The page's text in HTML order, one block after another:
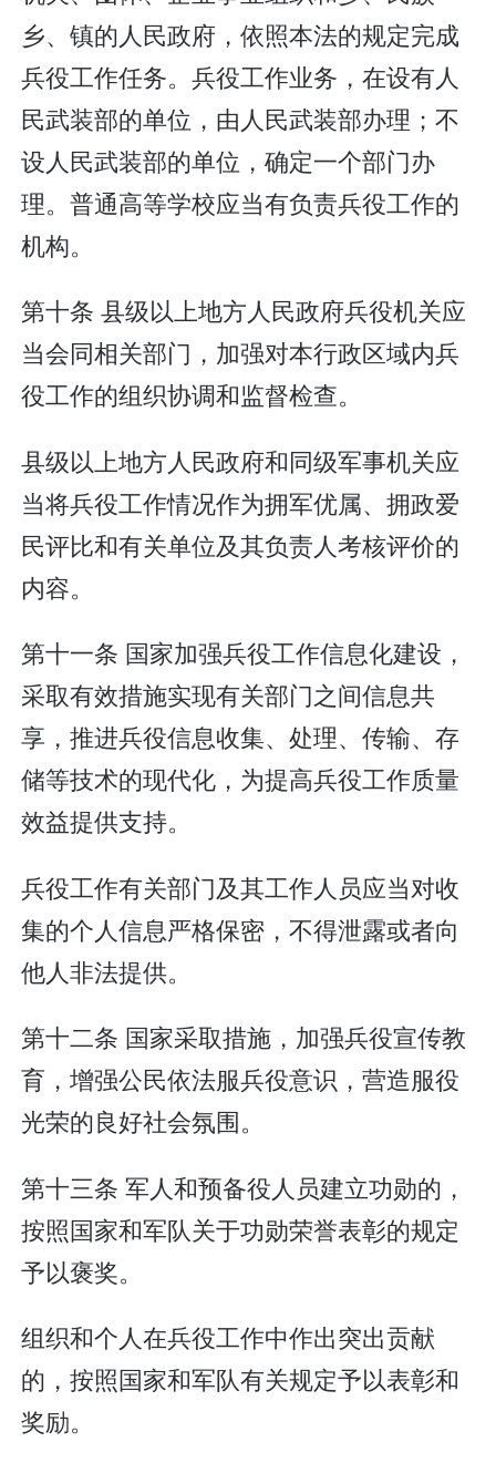
乡、镇的人民政府，依照本法的规定完成
兵役工作任务。兵役工作业务，在设有人
民武装部的单位，由人民武装部办理；不
设人民武装部的单位，确定一个部门办
理。普通高等学校应当有负责兵役工作的
机构。
第十条 县级以上地方人民政府兵役机关应
当会同相关部门，加强对本行政区域内兵
役工作的组织协调和监督检查。
县级以上地方人民政府和同级军事机关应
当将兵役工作情况作为拥军优属、拥政爱
民评比和有关单位及其负责人考核评价的
内容。
第十一条 国家加强兵役工作信息化建设，
采取有效措施实现有关部门之间信息共
享，推进兵役信息收集、处理、传输、存
储等技术的现代化，为提高兵役工作质量
效益提供支持。
兵役工作有关部门及其工作人员应当对收
集的个人信息严格保密，不得泄露或者向
他人非法提供。
第十二条 国家采取措施，加强兵役宣传教
育，增强公民依法服兵役意识，营造服役
光荣的良好社会氛围。
第十三条 军人和预备役人员建立功勋的，
按照国家和军队关于功勋荣誉表彰的规定
予以褒奖。
组织和个人在兵役工作中作出突出贡献
的，按照国家和军队有关规定予以表彰和
奖励。